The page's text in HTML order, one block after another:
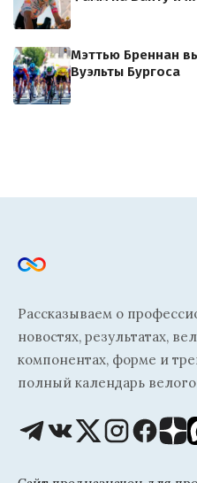
Мэттью Бреннан
Вуэльты Бургоса
Рассказываем о
новостях, результатах,
компонентах, форме и
полный календарь